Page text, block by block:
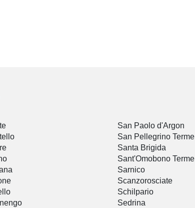
San Paolo d'Argon
San Pellegrino Terme
Santa Brigida
Sant'Omobono Terme
Sarnico
Scanzorosciate
Schilpario
Sedrina